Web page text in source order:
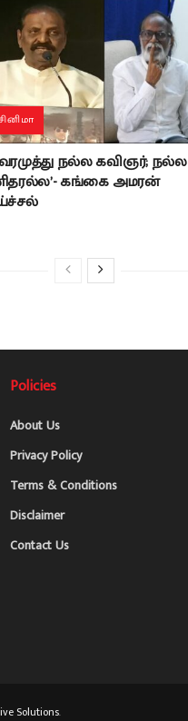
நல்ல கவிஞர்; நல்ல
கங்கை அமரன்
Policies
About Us
Privacy Policy
Terms & Conditions
Disclaimer
Contact Us
Solutions.